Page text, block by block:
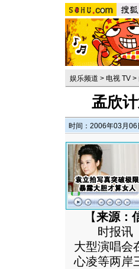
娱乐频道 > 电视 TV >
孟欣
时间：2006年03月
【来源：
时报讯 （
大型演唱会
心凌等两岸